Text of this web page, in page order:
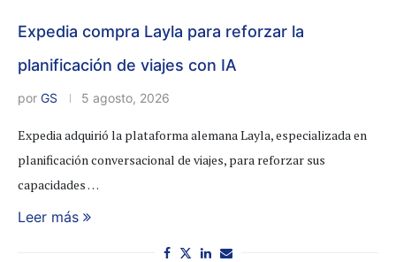
Expedia compra Layla para reforzar la
planificación de viajes con IA
por GS 5 agosto, 2026
Expedia adquirió la plataforma alemana Layla, especializada en
planificación conversacional de viajes, para reforzar sus
capacidades …
Leer más